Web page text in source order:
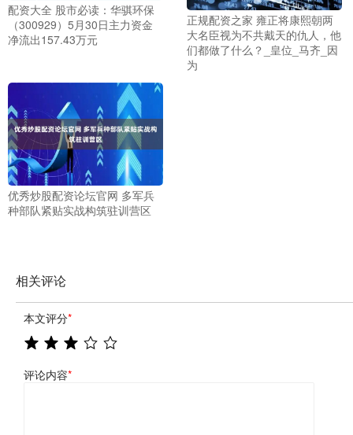
配资大全 股市必读：华骐环保
（300929）5月30日主力资金
净流出157.43万元
正规配资之家 雍正将康熙朝两
大名臣视为不共戴天的仇人，他
们都做了什么？_皇位_马齐_因
为
优秀炒股配资论坛官网 多军兵
种部队紧贴实战构筑驻训营区
相关评论
本文评分*
评论内容*